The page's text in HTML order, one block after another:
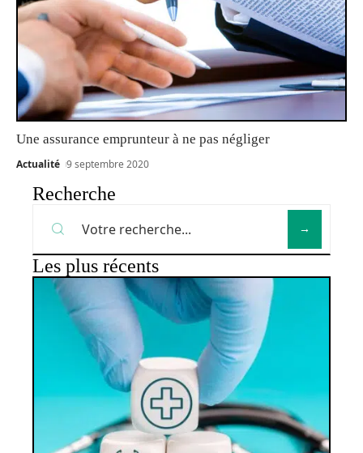
Une assurance emprunteur à ne pas négliger
Actualité 9 septembre 2020
Recherche
Les plus récents